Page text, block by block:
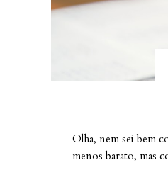
Olha, nem sei bem
menos barato, mas